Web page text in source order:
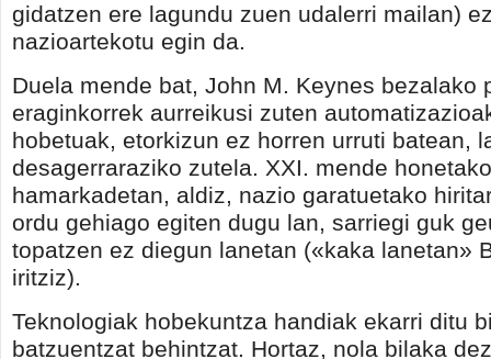
gidatzen ere lagundu zuen udalerri mailan)
nazioartekotu egin da.
Duela mende bat, John M. Keynes bezalako
eraginkorrek aurreikusi zuten
hobetuak, etorkizun ez horren urruti batean,
desagerraraziko zutela. XXI. mende
hamarkadetan, aldiz, nazio garatuetako
ordu gehiago egiten dugu lan, sarriegi guk
topatzen ez diegun lanetan («kaka lanetan»
iritziz).
Teknologiak hobekuntza handiak ekarri ditu
batzuentzat behintzat. Hortaz, nola bilaka